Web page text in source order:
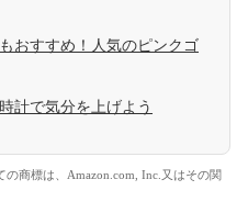
おすすめ！人気のピンクゴ
計で気分を上げよう
商標は、Amazon.com, Inc.又はその関